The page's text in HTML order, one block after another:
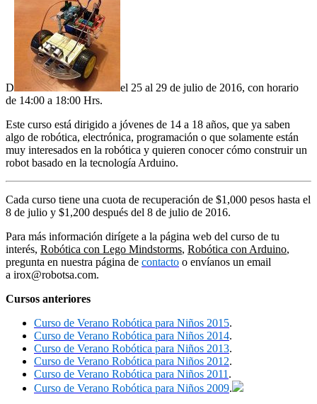
D
el 25 al 29 de julio de 2016, con horario
de 14:00 a 18:00 Hrs.
Este curso está dirigido a jóvenes de 14 a 18 años, que ya saben
algo de robótica, electrónica, programación o que solamente están
muy interesados en la robótica y quieren conocer cómo construir un
robot basado en la tecnología Arduino.
Cada curso tiene una cuota de recuperación de $1,000 pesos hasta el
8 de julio y $1,200 después del 8 de julio de 2016.
Para más información dirígete a la página web del curso de tu
interés, Robótica con Lego Mindstorms, Robótica con Arduino,
pregunta en nuestra página de contacto o envíanos un email
a irox@robotsa.com.
Cursos anteriores
Curso de Verano Robótica para Niños 2015.
Curso de Verano Robótica para Niños 2014.
Curso de Verano Robótica para Niños 2013.
Curso de Verano Robótica para Niños 2012.
Curso de Verano Robótica para Niños 2011 .
Curso de Verano Robótica para Niños 2009.